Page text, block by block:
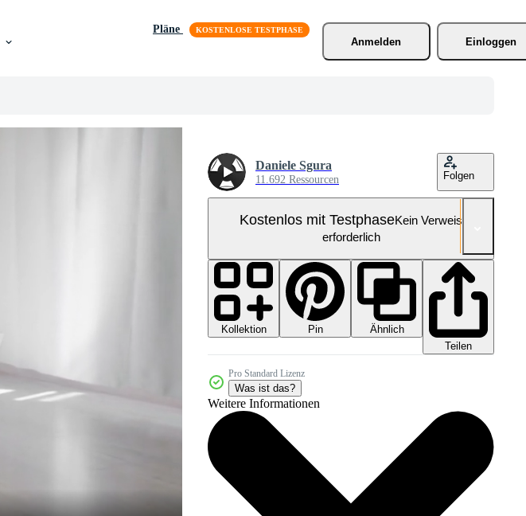
Pläne
Anmelden
Einloggen
Daniele Sgura
11.692 Ressourcen Folgen
Kostenlos mit TestphaseKein Verweis
erforderlich
Kollektion Pin
Ähnlich
Teilen
Pro Standard Lizenz
Was ist das?
Weitere Informationen